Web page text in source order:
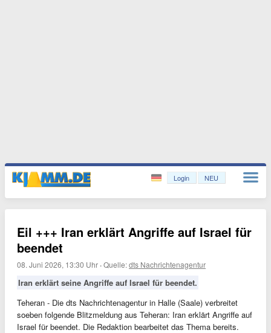
Login NEU
Eil +++ Iran erklärt Angriffe auf Israel für
beendet
08. Juni 2026, 13:30 Uhr ·Quelle:dts Nachrichtenagentur
Iran erklärt seine Angriffe auf Israel für beendet.
Teheran - Die dts Nachrichtenagentur in Halle (Saale) verbreitet
soeben folgende Blitzmeldung aus Teheran: Iran erklärt Angriffe auf
Israel für beendet. Die Redaktion bearbeitet das Thema bereits.